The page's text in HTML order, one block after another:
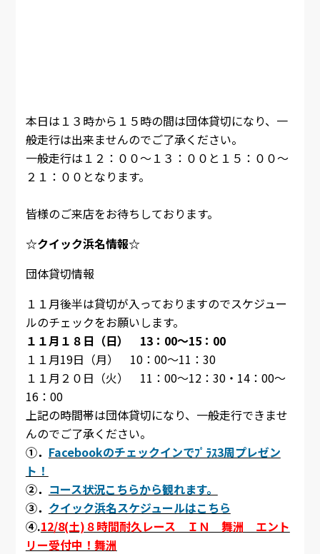
本日は１３時から１５時の間は団体貸切になり、一
般走行は出来ませんのでご了承ください。
一般走行は１２：００～１３：００と１５：００～
２１：００となります。
皆様のご来店をお待ちしております。
☆クイック浜名情報☆
団体貸切情報
１１月後半は貸切が入っておりますのでスケジュー
ルのチェックをお願いします。
１１月１８日（日） 13：00～15：00
１１月19日（月） 10：00～11：30
１１月２０日（火） 11：00～12：30・14：00～
16：00
上記の時間帯は団体貸切になり、一般走行できませ
んのでご了承ください。
①． Facebookのチェックインでﾌﾟﾗｽ3周プレゼン
ト！
②． コース状況こちらから観れます。
③． クイック浜名スケジュールはこちら
④.12/8(土)８時間耐久レース ＩＮ 舞洲 エント
リー受付中！舞洲